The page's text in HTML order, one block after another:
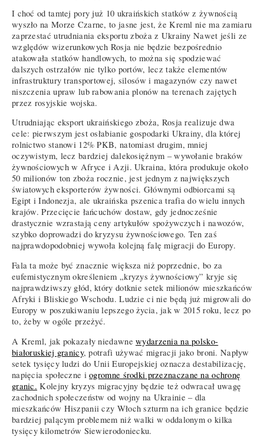
I choć od tamtej pory już 10 ukraińskich statków z żywnością
wyszło na Morze Czarne, to jasne jest, że Kreml nie ma zamiaru
zaprzestać utrudniania eksportu zboża z Ukrainy Nawet jeśli ze
względów wizerunkowych Rosja nie będzie bezpośrednio
atakowała statków handlowych, to można się spodziewać
dalszych ostrzałów nie tylko portów, lecz także elementów
infrastruktury transportowej, silosów i magazynów czy nawet
niszczenia upraw lub rabowania plonów na terenach zajętych
przez rosyjskie wojska.
Utrudniając eksport ukraińskiego zboża, Rosja realizuje dwa
cele: pierwszym jest osłabianie gospodarki Ukrainy, dla której
rolnictwo stanowi 12% PKB, natomiast drugim, mniej
oczywistym, lecz bardziej dalekosiężnym – wywołanie braków
żywnościowych w Afryce i Azji. Ukraina, która produkuje około
50 milionów ton zboża rocznie, jest jednym z największych
światowych eksporterów żywności. Głównymi odbiorcami są
Egipt i Indonezja, ale ukraińska pszenica trafia do wielu innych
krajów. Przecięcie łańcuchów dostaw, gdy jednocześnie
drastycznie wzrastają ceny artykułów spożywczych i nawozów,
szybko doprowadzi do kryzysu żywnościowego. Ten zaś
najprawdopodobniej wywoła kolejną falę migracji do Europy.
Fala ta może być znacznie większa niż poprzednie, bo za
eufemistycznym określeniem „kryzys żywnościowy” kryje się
najprawdziwszy głód, który dotknie setek milionów mieszkańców
Afryki i Bliskiego Wschodu. Ludzie ci nie będą już migrowali do
Europy w poszukiwaniu lepszego życia, jak w 2015 roku, lecz po
to, żeby w ogóle przeżyć.
A Kreml, jak pokazały niedawnewydarzenia na polsko-
białoruskiej granicy, potrafi używać migracji jako broni. Napływ
setek tysięcy ludzi do Unii Europejskiej oznacza destabilizację,
napięcia społeczne iogromne środki przeznaczane na ochronę
granic. Kolejny kryzys migracyjny będzie też odwracał uwagę
zachodnich społeczeństw od wojny na Ukrainie – dla
mieszkańców Hiszpanii czy Włoch szturm na ich granice będzie
bardziej palącym problemem niż walki w oddalonym o kilka
tysięcy kilometrów Siewierodoniecku.